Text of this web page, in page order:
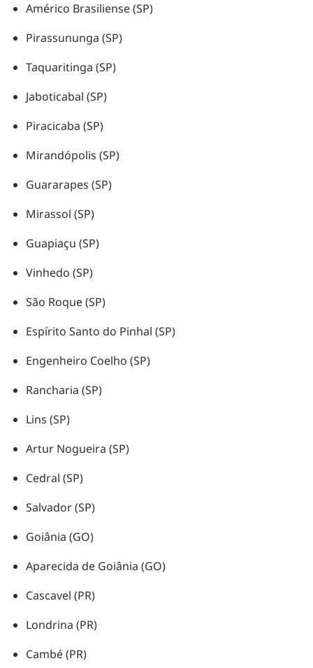
Américo Brasiliense (SP)
Pirassununga (SP)
Taquaritinga (SP)
Jaboticabal (SP)
Piracicaba (SP)
Mirandópolis (SP)
Guararapes (SP)
Mirassol (SP)
Guapiaçu (SP)
Vinhedo (SP)
São Roque (SP)
Espírito Santo do Pinhal (SP)
Engenheiro Coelho (SP)
Rancharia (SP)
Lins (SP)
Artur Nogueira (SP)
Cedral (SP)
Salvador (SP)
Goiânia (GO)
Aparecida de Goiânia (GO)
Cascavel (PR)
Londrina (PR)
Cambé (PR)